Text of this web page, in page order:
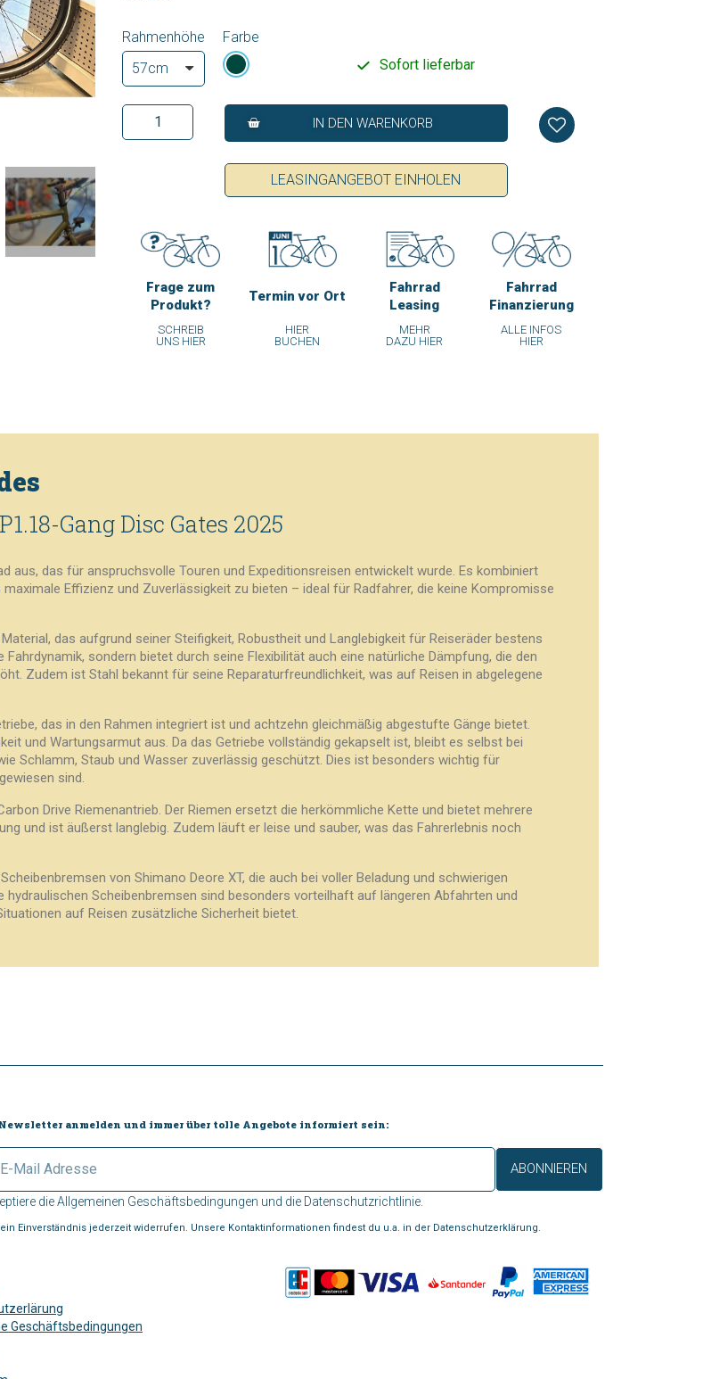
Rahmenhöhe
Farbe
Sofort lieferbar
IN DEN WARENKORB
LEASINGANGEBOT EINHOLEN
Frage zum
Produkt?
SCHREIB
UNS HIER
Termin vor Ort
HIER
BUCHEN
Fahrrad
Leasing
MEHR
DAZU HIER
Fahrrad
Finanzierung
ALLE INFOS
HIER
Gang Disc Gates 2025
aus, das für anspruchsvolle Touren und Expeditionsreisen entwickelt wurde. Es kombiniert
Effizienz und Zuverlässigkeit zu bieten – ideal für Radfahrer, die keine Kompromisse
das aufgrund seiner Steifigkeit, Robustheit und Langlebigkeit für Reiseräder bestens
sondern bietet durch seine Flexibilität auch eine natürliche Dämpfung, die den
Zudem ist Stahl bekannt für seine Reparaturfreundlichkeit, was auf Reisen in abgelegene
das in den Rahmen integriert ist und achtzehn gleichmäßig abgestufte Gänge bietet.
und Wartungsarmut aus. Da das Getriebe vollständig gekapselt ist, bleibt es selbst bei
Schlamm, Staub und Wasser zuverlässig geschützt. Dies ist besonders wichtig für
sind.
Drive Riemenantrieb. Der Riemen ersetzt die herkömmliche Kette und bietet mehrere
und ist äußerst langlebig. Zudem läuft er leise und sauber, was das Fahrerlebnis noch
von Shimano Deore XT, die auch bei voller Beladung und schwierigen
Scheibenbremsen sind besonders vorteilhaft auf längeren Abfahrten und
auf Reisen zusätzliche Sicherheit bietet.
anmelden und immer über tolle Angebote informiert sein:
ABONNIEREN
dieAllgemeinen Geschäftsbedingungen und die Datenschutzrichtlinie.
Einverständnis jederzeit widerrufen. Unsere Kontaktinformationen findest du u.a. in der Datenschutzerklärung.
Geschäftsbedingungen